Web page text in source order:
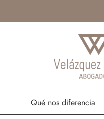
Qué nos diferencia